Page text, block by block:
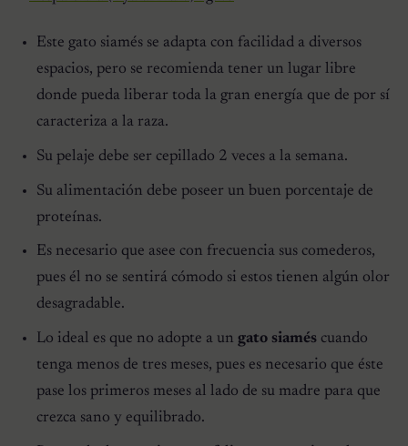
Este gato siamés se adapta con facilidad a diversos
espacios, pero se recomienda tener un lugar libre
donde pueda liberar toda la gran energía que de por sí
caracteriza a la raza.
Su pelaje debe ser cepillado 2 veces a la semana.
Su alimentación debe poseer un buen porcentaje de
proteínas.
Es necesario que asee con frecuencia sus comederos,
pues él no se sentirá cómodo si estos tienen algún olor
desagradable.
Lo ideal es que no adopte a un gato siamés cuando
tenga menos de tres meses, pues es necesario que éste
pase los primeros meses al lado de su madre para que
crezca sano y equilibrado.